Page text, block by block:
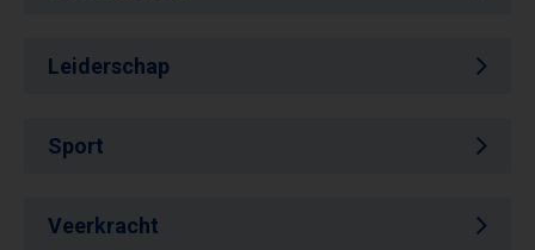
Leiderschap
Sport
Veerkracht